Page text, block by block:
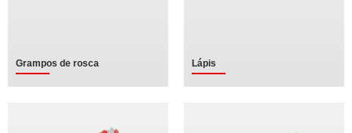
Grampos de rosca Lápis